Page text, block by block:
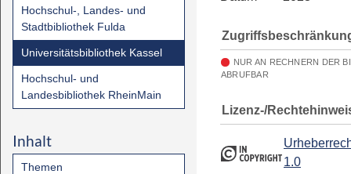
Hochschul-, Landes- und
Stadtbibliothek Fulda
Universitätsbibliothek Kassel
Hochschul- und
Landesbibliothek RheinMain
Inhalt
Themen
NUR AN RECHNERN DER
ABRUFBAR
Lizenz-/
1.0